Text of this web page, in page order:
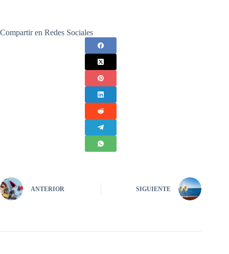
Compartir en Redes Sociales
ANTERIOR SIGUIENTE